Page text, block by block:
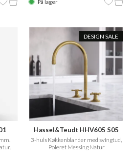
På lager
DESIGN SALE
Hassel&Teudt HHV605 S05
3-huls Køkkenblander med svingtud,
Poleret Messing Natur